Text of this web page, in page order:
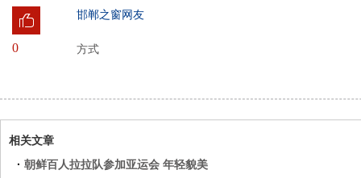
相关文章
· 朝鲜百人拉拉队参加亚运会 年轻貌美